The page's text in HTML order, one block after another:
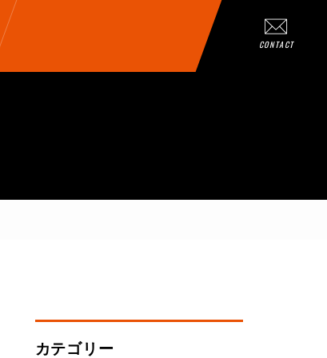
CONTACT
カテゴリー